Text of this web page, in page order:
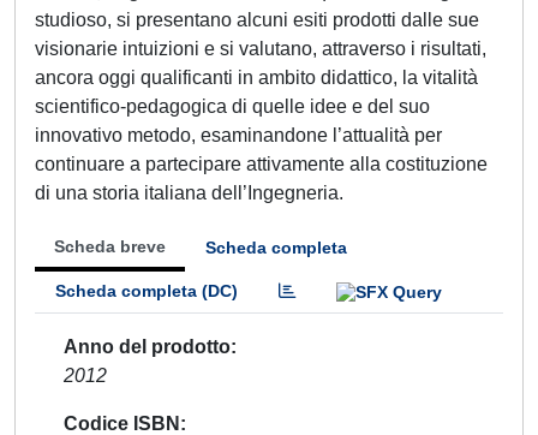
studioso, si presentano alcuni esiti prodotti dalle sue
visionarie intuizioni e si valutano, attraverso i risultati,
ancora oggi qualificanti in ambito didattico, la vitalità
scientifico-pedagogica di quelle idee e del suo
innovativo metodo, esaminandone l’attualità per
continuare a partecipare attivamente alla costituzione
di una storia italiana dell’Ingegneria.
Scheda breve Scheda completa
Scheda completa (DC)
Anno del prodotto
2012
Codice ISBN